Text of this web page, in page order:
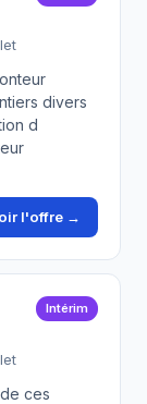
divers
d
l'offre →
Intérim
ces